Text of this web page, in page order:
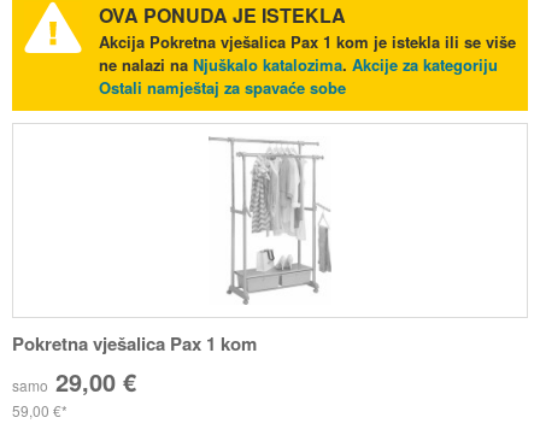
OVA PONUDA JE ISTEKLA
Akcija Pokretna vješalica Pax 1 kom je istekla ili se više
ne nalazi na Njuškalo katalozima. Akcije za kategoriju
Ostali namještaj za spavaće sobe
Pokretna vješalica Pax 1 kom
samo 29,00 €
59,00 €